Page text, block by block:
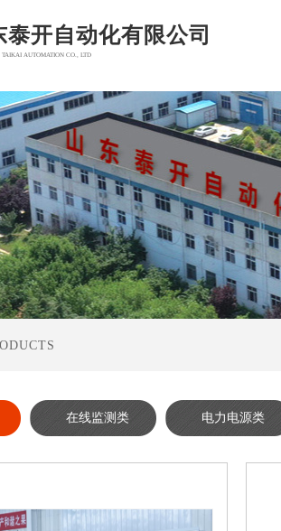
泰开自动化有限公司
TAIKAI AUTOMATION CO., LTD
在线监测类 电力电源类